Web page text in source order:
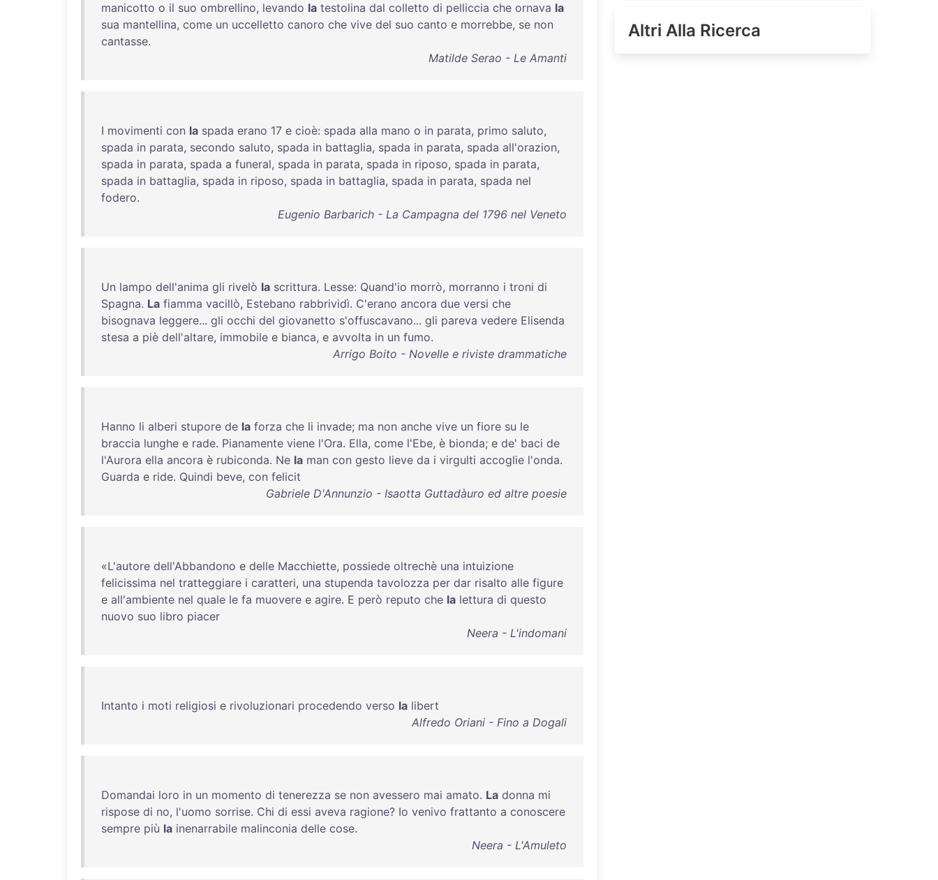
manicotto o il suo ombrellino, levando la testolina dal colletto di pelliccia che ornava la
sua mantellina, come un uccelletto canoro che vive del suo canto e morrebbe, se non
cantasse.
Matilde Serao - Le Amanti
I movimenti con la spada erano 17 e cioè: spada alla mano o in parata, primo saluto,
spada in parata, secondo saluto, spada in battaglia, spada in parata, spada all'orazion,
spada in parata, spada a funeral, spada in parata, spada in riposo, spada in parata,
spada in battaglia, spada in riposo, spada in battaglia, spada in parata, spada nel
fodero.
Eugenio Barbarich - La Campagna del 1796 nel Veneto
Un lampo dell'anima gli rivelò la scrittura. Lesse: Quand'io morrò, morranno i troni di
Spagna. La fiamma vacillò, Estebano rabbrividì. C'erano ancora due versi che
bisognava leggere... gli occhi del giovanetto s'offuscavano... gli pareva vedere Elisenda
stesa a piè dell'altare, immobile e bianca, e avvolta in un fumo.
Arrigo Boito - Novelle e riviste drammatiche
Hanno li alberi stupore de la forza che li invade; ma non anche vive un fiore su le
braccia lunghe e rade. Pianamente viene l'Ora. Ella, come l'Ebe, è bionda; e de' baci de
l'Aurora ella ancora è rubiconda. Ne la man con gesto lieve da i virgulti accoglie l'onda.
Guarda e ride. Quindi beve, con felicit
Gabriele D'Annunzio - Isaotta Guttadàuro ed altre poesie
«L'autore dell'Abbandono e delle Macchiette, possiede oltrechè una intuizione
felicissima nel tratteggiare i caratteri, una stupenda tavolozza per dar risalto alle figure
e all'ambiente nel quale le fa muovere e agire. E però reputo che la lettura di questo
nuovo suo libro piacer
Neera - L'indomani
Intanto i moti religiosi e rivoluzionari procedendo verso la libert
Alfredo Oriani - Fino a Dogali
Domandai loro in un momento di tenerezza se non avessero mai amato. La donna mi
rispose di no, l'uomo sorrise. Chi di essi aveva ragione? Io venivo frattanto a conoscere
sempre più la inenarrabile malinconia delle cose.
Neera - L'Amuleto
Altri Alla Ricerca